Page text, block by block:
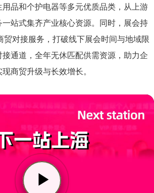
品和个护电器等多元优质品类，从上游
站式集齐产业核心资源。同时，展会持
贸对接服务，打破线下展会时间与地域限
通道，全年无休匹配供需资源，助力企
商贸升级与长效增长。
展商数
量
311
▶